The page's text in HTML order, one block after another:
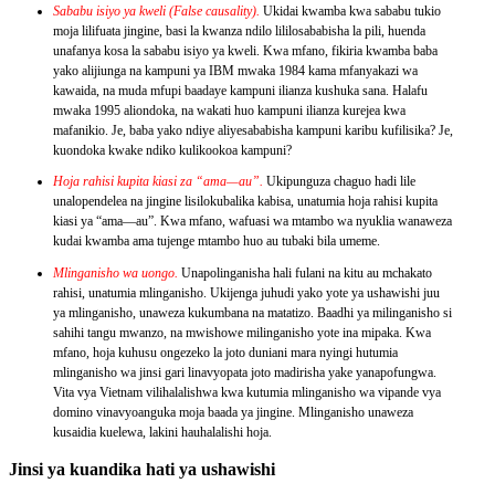
Sababu isiyo ya kweli (False causality). Ukidai kwamba kwa sababu tukio
moja lilifuata jingine, basi la kwanza ndilo lililosababisha la pili, huenda
unafanya kosa la sababu isiyo ya kweli. Kwa mfano, fikiria kwamba baba
yako alijiunga na kampuni ya IBM mwaka 1984 kama mfanyakazi wa
kawaida, na muda mfupi baadaye kampuni ilianza kushuka sana. Halafu
mwaka 1995 aliondoka, na wakati huo kampuni ilianza kurejea kwa
mafanikio. Je, baba yako ndiye aliyesababisha kampuni karibu kufilisika? Je,
kuondoka kwake ndiko kulikookoa kampuni?
Hoja rahisi kupita kiasi za “ama—au”. Ukipunguza chaguo hadi lile
unalopendelea na jingine lisilokubalika kabisa, unatumia hoja rahisi kupita
kiasi ya “ama—au”. Kwa mfano, wafuasi wa mtambo wa nyuklia wanaweza
kudai kwamba ama tujenge mtambo huo au tubaki bila umeme.
Mlinganisho wa uongo. Unapolinganisha hali fulani na kitu au mchakato
rahisi, unatumia mlinganisho. Ukijenga juhudi yako yote ya ushawishi juu
ya mlinganisho, unaweza kukumbana na matatizo. Baadhi ya milinganisho si
sahihi tangu mwanzo, na mwishowe milinganisho yote ina mipaka. Kwa
mfano, hoja kuhusu ongezeko la joto duniani mara nyingi hutumia
mlinganisho wa jinsi gari linavyopata joto madirisha yake yanapofungwa.
Vita vya Vietnam vilihalalishwa kwa kutumia mlinganisho wa vipande vya
domino vinavyoanguka moja baada ya jingine. Mlinganisho unaweza
kusaidia kuelewa, lakini hauhalalishi hoja.
Jinsi ya kuandika hati ya ushawishi